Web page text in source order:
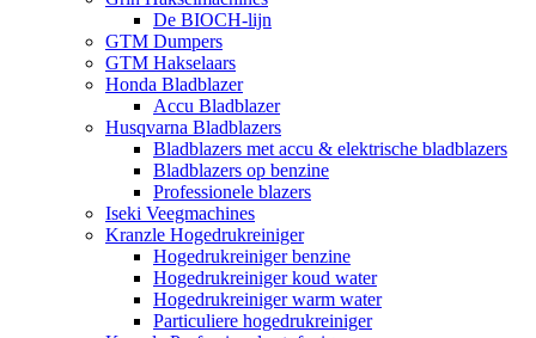
De BIOCH-lijn
GTM Dumpers
GTM Hakselaars
Honda Bladblazer
Accu Bladblazer
Husqvarna Bladblazers
Bladblazers met accu & elektrische bladblazers
Bladblazers op benzine
Professionele blazers
Iseki Veegmachines
Kranzle Hogedrukreiniger
Hogedrukreiniger benzine
Hogedrukreiniger koud water
Hogedrukreiniger warm water
Particuliere hogedrukreiniger